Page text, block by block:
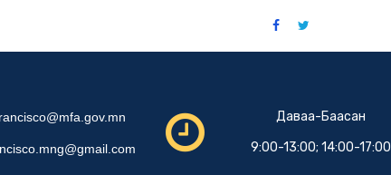
Даваа-Баасан
9:00-13:00; 14:00-17:00